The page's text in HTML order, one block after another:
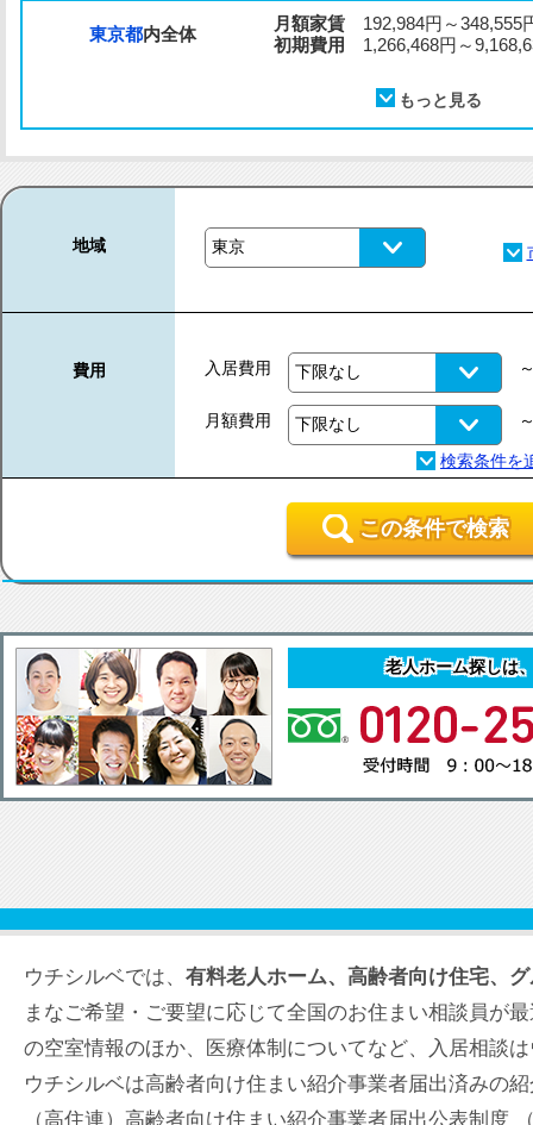
東京都内全体
月額家賃 192,984円～348,555
初期費用
1,266,468円～
地域
費用 入居費用
月額費用
この条件で検索
老人ホーム探しは
ウチシルベでは、 有料老人ホーム、高齢者向け住宅、
まなご希望・ご要望に応じて全国のお住まい相談員が
の空室情報のほか、医療体制についてなど、入居相談
ウチシルベは高齢者向け住まい紹介事業者届出済みの
（高住連）高齢者向け住まい紹介事業者届出公表制度